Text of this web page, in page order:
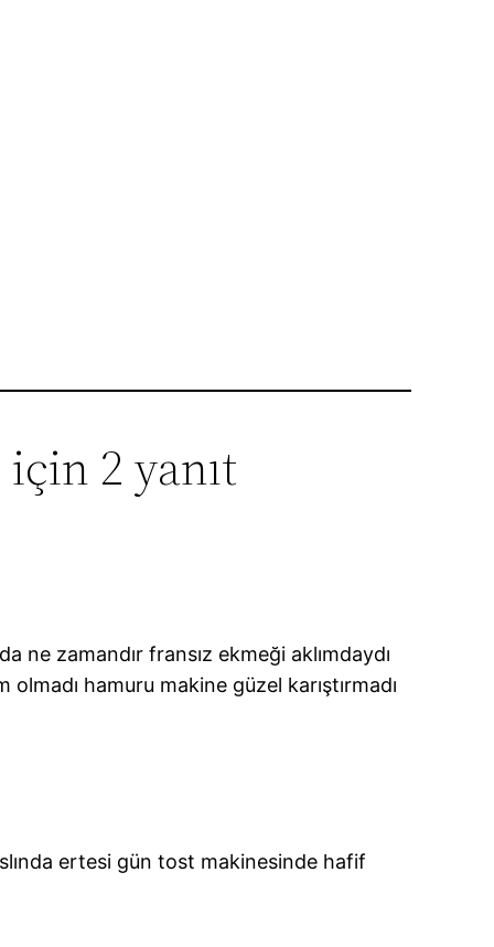
2 yanıt
ne zamandır fransız ekmeği aklımdaydı
hamuru makine güzel karıştırmadı
ertesi gün tost makinesinde hafif